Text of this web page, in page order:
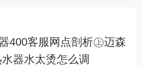
400客服网点剖析㊤迈森
器水太烫怎么调